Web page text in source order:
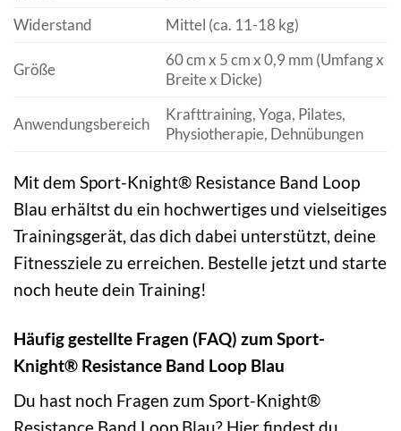
Widerstand
Mittel (ca. 11-18 kg)
Größe
60 cm x 5 cm x 0,9 mm (Umfang x
Breite x Dicke)
Anwendungsbereich
Krafttraining, Yoga, Pilates,
Physiotherapie, Dehnübungen
Mit dem Sport-Knight® Resistance Band Loop
Blau erhältst du ein hochwertiges und vielseitiges
Trainingsgerät, das dich dabei unterstützt, deine
Fitnessziele zu erreichen. Bestelle jetzt und starte
noch heute dein Training!
Häufig gestellte Fragen (FAQ) zum Sport-
Knight® Resistance Band Loop Blau
Du hast noch Fragen zum Sport-Knight®